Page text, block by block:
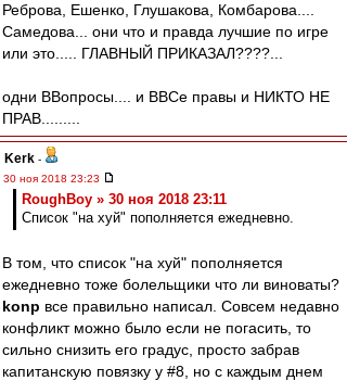
Реброва, Ешенко, Глушакова, Комбарова....
Самедова... они что и правда лучшие по игре
или это..... ГЛАВНЫЙ ПРИКАЗАЛ????...
одни ВВопросы.... и ВВСе правы и НИКТО НЕ
ПРАВ.........
Kerk -
30 ноя 2018 23:23
RoughBoy » 30 ноя 2018 23:11
Список "на хуй" пополняется ежедневно.
В том, что список "на хуй" пополняется
ежедневно тоже болельщики что ли виноваты?
konp все правильно написал. Совсем недавно
конфликт можно было если не погасить, то
сильно снизить его градус, просто забрав
капитанскую повязку у #8, но с каждым днем